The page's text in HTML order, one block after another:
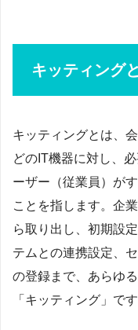
キッティング
キッティングとは、
どのIT機器に対し、
ーザー（従業員）が
ことを指します。企
ら取り出し、初期設
テムとの連携設定、
の登録まで、あらゆ
「キッティング」です